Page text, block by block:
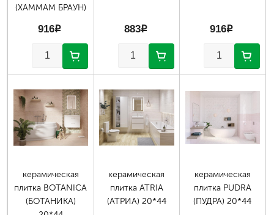
(ХАММАМ БРАУН)
916p 883p 916p
керамическая
плитка BOTANICA
(БОТАНИКА)
керамическая
плитка ATRIA
(АТРИА) 20*44
керамическая
плитка PUDRA
(ПУДРА) 20*44